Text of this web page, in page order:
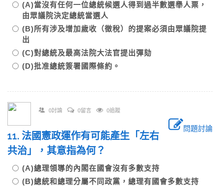
(A)當沒有任何一位總統候選人得到過半數選舉人票，
由眾議院決定總統當選人
(B)所有涉及增加歲收（徵稅）的提案必須由眾議院提
出
(C)對總統及最高法院大法官提出彈劾
(D)批准總統簽署國際條約。
0討論 0留言 0追蹤
問題討論
11. 法國憲政運作有可能產生「左右
共治」，其意指為何？
(A)總理領導的內閣在國會沒有多數支持
(B)總統和總理分屬不同政黨，總理有國會多數支持